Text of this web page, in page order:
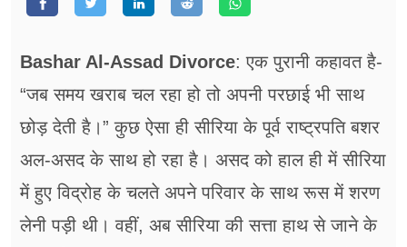
फूड
सेहत
ब्‍यूटी
जॉब्स
अन्य खबरें
Bashar Al-Assad Divorce: एक पुरानी कहावत है-
“जब समय खराब चल रहा हो तो अपनी परछाई भी साथ
छोड़ देती है।” कुछ ऐसा ही सीरिया के पूर्व राष्ट्रपति बशर
अल-असद के साथ हो रहा है। असद को हाल ही में सीरिया
में हुए विद्रोह के चलते अपने परिवार के साथ रूस में शरण
लेनी पड़ी थी। वहीं, अब सीरिया की सत्ता हाथ से जाने के